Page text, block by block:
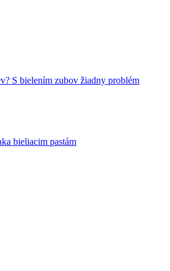
S bielením zubov žiadny problém
bieliacim pastám